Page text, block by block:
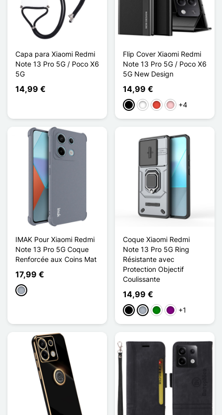
Capa para Xiaomi Redmi
Note 13 Pro 5G / Poco X6
5G
14,99 €
Flip Cover Xiaomi Redmi
Note 13 Pro 5G / Poco X6
5G New Design
14,99 €
PretoBrancoVermelho
Rosa+4
IMAK Pour Xiaomi Redmi
Note 13 Pro 5G Coque
Renforcée aux Coins Mat
17,99 €
Cinzento
Coque Xiaomi Redmi
Note 13 Pro 5G Ring
Résistante avec
Protection Objectif
Coulissante
14,99 €
PretoCinzento
VerdePúrpura
+1